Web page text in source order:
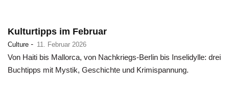
Kulturtipps im Februar
Culture - 11. Februar 2026
Von Haiti bis Mallorca, von Nachkriegs-Berlin bis Inselidylle: drei
Buchtipps mit Mystik, Geschichte und Krimispannung.